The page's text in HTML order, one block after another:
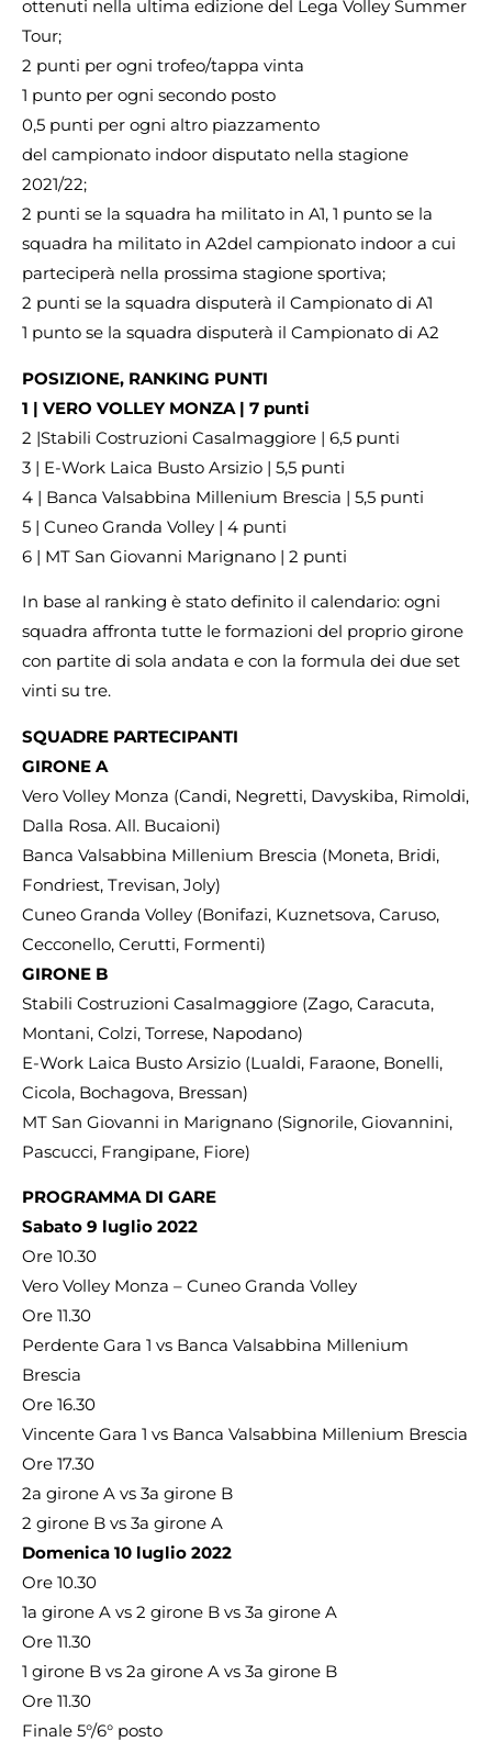
ottenuti nella ultima edizione del Lega Volley Summer
Tour;
2 punti per ogni trofeo/tappa vinta
1 punto per ogni secondo posto
0,5 punti per ogni altro piazzamento
del campionato indoor disputato nella stagione
2021/22;
2 punti se la squadra ha militato in A1, 1 punto se la
squadra ha militato in A2del campionato indoor a cui
parteciperà nella prossima stagione sportiva;
2 punti se la squadra disputerà il Campionato di A1
1 punto se la squadra disputerà il Campionato di A2
POSIZIONE, RANKING PUNTI
1 | VERO VOLLEY MONZA | 7 punti
2 |Stabili Costruzioni Casalmaggiore | 6,5 punti
3 | E-Work Laica Busto Arsizio | 5,5 punti
4 | Banca Valsabbina Millenium Brescia | 5,5 punti
5 | Cuneo Granda Volley | 4 punti
6 | MT San Giovanni Marignano | 2 punti
In base al ranking è stato definito il calendario: ogni
squadra affronta tutte le formazioni del proprio girone
con partite di sola andata e con la formula dei due set
vinti su tre.
SQUADRE PARTECIPANTI
GIRONE A
Vero Volley Monza (Candi, Negretti, Davyskiba, Rimoldi,
Dalla Rosa. All. Bucaioni)
Banca Valsabbina Millenium Brescia (Moneta, Bridi,
Fondriest, Trevisan, Joly)
Cuneo Granda Volley (Bonifazi, Kuznetsova, Caruso,
Cecconello, Cerutti, Formenti)
GIRONE B
Stabili Costruzioni Casalmaggiore (Zago, Caracuta,
Montani, Colzi, Torrese, Napodano)
E-Work Laica Busto Arsizio (Lualdi, Faraone, Bonelli,
Cicola, Bochagova, Bressan)
MT San Giovanni in Marignano (Signorile, Giovannini,
Pascucci, Frangipane, Fiore)
PROGRAMMA DI GARE
Sabato 9 luglio 2022
Ore 10.30
Vero Volley Monza – Cuneo Granda Volley
Ore 11.30
Perdente Gara 1 vs Banca Valsabbina Millenium
Brescia
Ore 16.30
Vincente Gara 1 vs Banca Valsabbina Millenium Brescia
Ore 17.30
2a girone A vs 3a girone B
2 girone B vs 3a girone A
Domenica 10 luglio 2022
Ore 10.30
1a girone A vs 2 girone B vs 3a girone A
Ore 11.30
1 girone B vs 2a girone A vs 3a girone B
Ore 11.30
Finale 5°/6° posto